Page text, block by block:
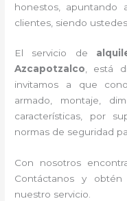
honestos, apuntando
clientes, siendo
El servicio de
Azcapotzalco, está
invitamos a que
armado, montaje,
características, por
normas de seguridad
Con nosotros
Contáctanos y obtén
nuestro servicio.